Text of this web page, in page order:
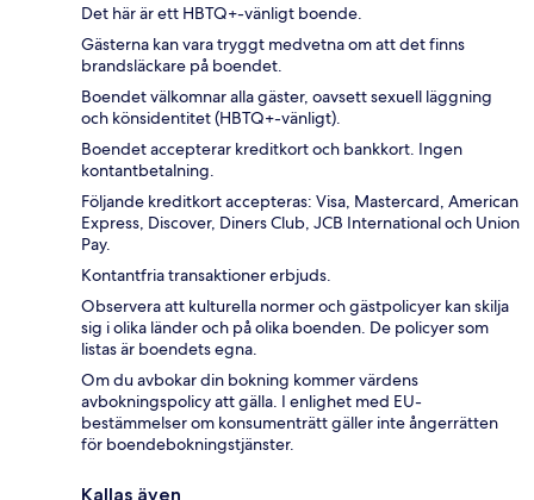
Det här är ett HBTQ+-vänligt boende.
Gästerna kan vara tryggt medvetna om att det finns
brandsläckare på boendet.
Boendet välkomnar alla gäster, oavsett sexuell läggning
och könsidentitet (HBTQ+-vänligt).
Boendet accepterar kreditkort och bankkort. Ingen
kontantbetalning.
Följande kreditkort accepteras: Visa, Mastercard, American
Express, Discover, Diners Club, JCB International och Union
Pay.
Kontantfria transaktioner erbjuds.
Observera att kulturella normer och gästpolicyer kan skilja
sig i olika länder och på olika boenden. De policyer som
listas är boendets egna.
Om du avbokar din bokning kommer värdens
avbokningspolicy att gälla. I enlighet med EU-
bestämmelser om konsumenträtt gäller inte ångerrätten
för boendebokningstjänster.
Kallas även